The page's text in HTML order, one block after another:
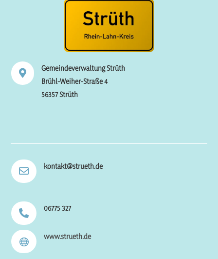

Gemeindeverwaltung Strüth
Brühl-Weiher-Straße 4
56357 Strüth
 kontakt@strueth.de
 06775 327

www.strueth.de